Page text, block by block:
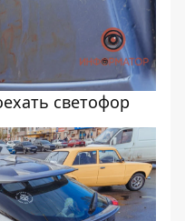
светофор